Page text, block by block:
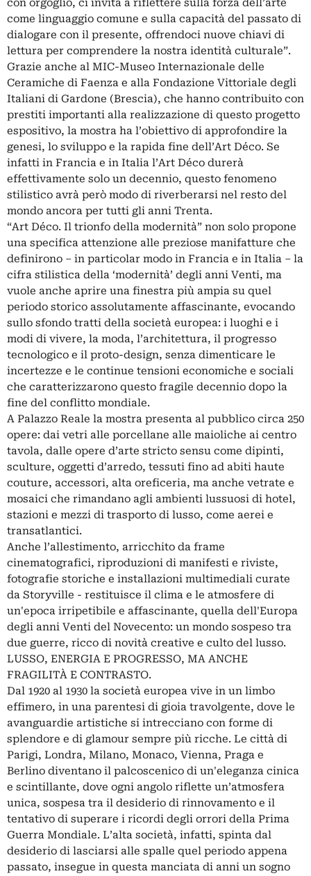
con orgoglio, ci invita a riflettere sulla forza dell’arte
come linguaggio comune e sulla capacità del passato di
dialogare con il presente, offrendoci nuove chiavi di
lettura per comprendere la nostra identità culturale”.
Grazie anche al MIC-Museo Internazionale delle
Ceramiche di Faenza e alla Fondazione Vittoriale degli
Italiani di Gardone (Brescia), che hanno contribuito con
prestiti importanti alla realizzazione di questo progetto
espositivo, la mostra ha l’obiettivo di approfondire la
genesi, lo sviluppo e la rapida fine dell’Art Déco. Se
infatti in Francia e in Italia l’Art Déco durerà
effettivamente solo un decennio, questo fenomeno
stilistico avrà però modo di riverberarsi nel resto del
mondo ancora per tutti gli anni Trenta.
“Art Déco. Il trionfo della modernità” non solo propone
una specifica attenzione alle preziose manifatture che
definirono – in particolar modo in Francia e in Italia – la
cifra stilistica della ‘modernità’ degli anni Venti, ma
vuole anche aprire una finestra più ampia su quel
periodo storico assolutamente affascinante, evocando
sullo sfondo tratti della società europea: i luoghi e i
modi di vivere, la moda, l’architettura, il progresso
tecnologico e il proto-design, senza dimenticare le
incertezze e le continue tensioni economiche e sociali
che caratterizzarono questo fragile decennio dopo la
fine del conflitto mondiale.
A Palazzo Reale la mostra presenta al pubblico circa 250
opere: dai vetri alle porcellane alle maioliche ai centro
tavola, dalle opere d’arte stricto sensu come dipinti,
sculture, oggetti d’arredo, tessuti fino ad abiti haute
couture, accessori, alta oreficeria, ma anche vetrate e
mosaici che rimandano agli ambienti lussuosi di hotel,
stazioni e mezzi di trasporto di lusso, come aerei e
transatlantici.
Anche l’allestimento, arricchito da frame
cinematografici, riproduzioni di manifesti e riviste,
fotografie storiche e installazioni multimediali curate
da Storyville - restituisce il clima e le atmosfere di
un'epoca irripetibile e affascinante, quella dell'Europa
degli anni Venti del Novecento: un mondo sospeso tra
due guerre, ricco di novità creative e culto del lusso.
LUSSO, ENERGIA E PROGRESSO, MA ANCHE
FRAGILITÀ E CONTRASTO.
Dal 1920 al 1930 la società europea vive in un limbo
effimero, in una parentesi di gioia travolgente, dove le
avanguardie artistiche si intrecciano con forme di
splendore e di glamour sempre più ricche. Le città di
Parigi, Londra, Milano, Monaco, Vienna, Praga e
Berlino diventano il palcoscenico di un'eleganza cinica
e scintillante, dove ogni angolo riflette un’atmosfera
unica, sospesa tra il desiderio di rinnovamento e il
tentativo di superare i ricordi degli orrori della Prima
Guerra Mondiale. L’alta società, infatti, spinta dal
desiderio di lasciarsi alle spalle quel periodo appena
passato, insegue in questa manciata di anni un sogno